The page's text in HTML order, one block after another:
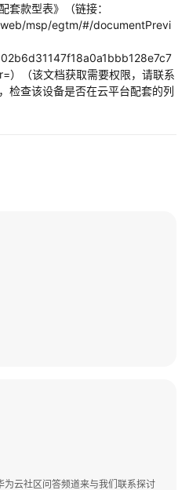
套款型表》（链接：
msp/egtm/#/documentPrevi
）（该文档获取需要权限，请联系
，检查该设备是否在云平台配套的列
云社区问答频道来与我们联系探讨